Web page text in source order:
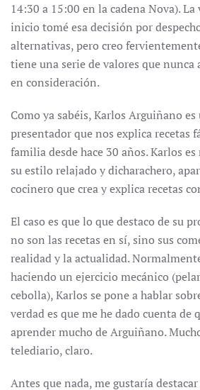
14:30 a 15:00 en la cadena Nova). La
inicio tomé esa decisión por
alternativas, pero creo
tiene una serie de valores que nunca
en consideración.
Como ya sabéis, Karlos Arguiñano
presentador que nos explica recetas
familia desde hace 30 años. Karlos
su estilo relajado y dicharachero,
cocinero que crea y explica recetas
El caso es que lo que destaco de su
no son las recetas en sí, sino sus
realidad y la actualidad.
haciendo un ejercicio mecánico
cebolla), Karlos se pone a hablar
verdad es que me he dado cuenta de
aprender mucho de Arguiñano.
telediario, claro.
Antes que nada, me gustaría